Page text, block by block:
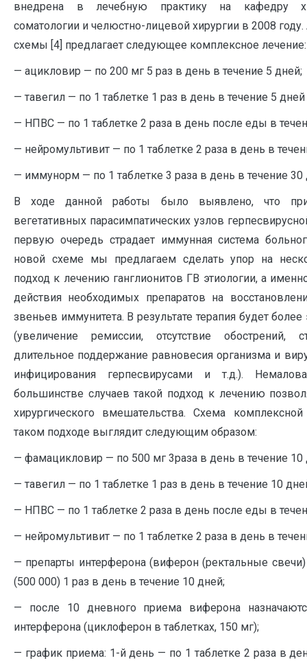
внедрена в лечебную практику на кафедру
соматологии и челюстно-лицевой хирургии в 2008
схемы [4] предлагает следующее комплексное лечение:
— ацикловир — по 200 мг 5 раз в день в течение 5 дней;
— тавегил — по 1 таблетке 1 раз в день в течение 5
— НПВС — по 1 таблетке 2 раза в день после еды в
— нейромультивит — по 1 таблетке 2 раза в день в
— иммунорм — по 1 таблетке 3 раза в день в течение 30
В ходе данной работы было выявлено, что
вегетативных парасимпатических узлов
первую очередь страдает иммунная система
новой схеме мы предлагаем сделать упор на
подход к лечению ганглионитов ГВ этиологии, а
действия необходимых препаратов на
звеньев иммунитета. В результате терапия будет
(увеличение ремиссии, отсутствие обострений,
длительное поддержание равновесия организма и
инфицирования герпесвирусами и т.д.).
большинстве случаев такой подход к лечению
хирургического вмешательства. Схема
таком подходе выглядит следующим образом:
— фамацикловир — по 500 мг 3раза в день в течение 10
— тавегил — по 1 таблетке 1 раз в день в течение 10
— НПВС — по 1 таблетке 2 раза в день после еды в
— нейромультивит — по 1 таблетке 2 раза в день в
— препарты интерферона (виферон (ректальные
(500 000) 1 раз в день в течение 10 дней;
— после 10 дневного приема виферона
интерферона (циклоферон в таблетках, 150 мг);
— график приема: 1-й день — по 1 таблетке 2 раза в